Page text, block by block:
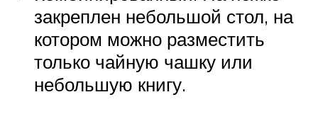
закреплен небольшой стол, на
котором можно разместить
только чайную чашку или
небольшую книгу.